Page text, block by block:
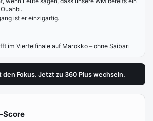
ist er einzigartig.
im Viertelfinale auf Marokko – ohne Saibari
den Fokus. Jetzt zu 360 Plus wechseln.
Score